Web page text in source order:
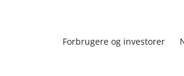
Forbrugere og investorer